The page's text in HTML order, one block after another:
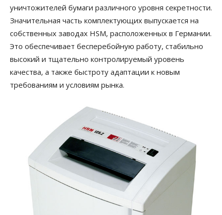
уничтожителей бумаги различного уровня секретности.
Значительная часть комплектующих выпускается на
собственных заводах HSM, расположенных в Германии.
Это обеспечивает бесперебойную работу, стабильно
высокий и тщательно контролируемый уровень
качества, а также быстроту адаптации к новым
требованиям и условиям рынка.